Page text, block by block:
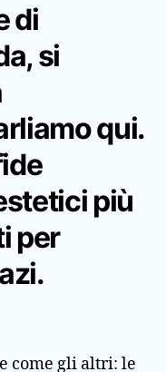
di
si
qui.
più
per
come gli altri: le